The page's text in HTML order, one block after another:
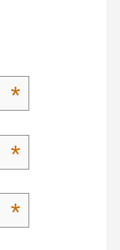
*
*
*